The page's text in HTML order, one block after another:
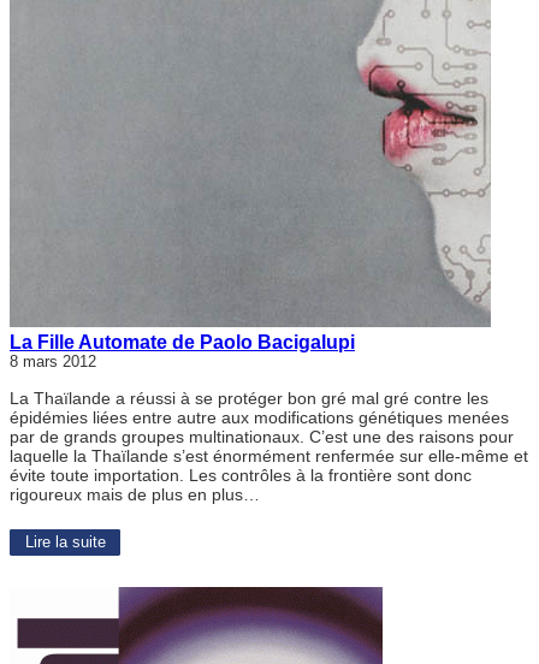
La Fille Automate de Paolo Bacigalupi
8 mars 2012
La Thaïlande a réussi à se protéger bon gré mal gré contre les
épidémies liées entre autre aux modifications génétiques menées
par de grands groupes multinationaux. C’est une des raisons pour
laquelle la Thaïlande s’est énormément renfermée sur elle-même et
évite toute importation. Les contrôles à la frontière sont donc
rigoureux mais de plus en plus…
Lire la suite